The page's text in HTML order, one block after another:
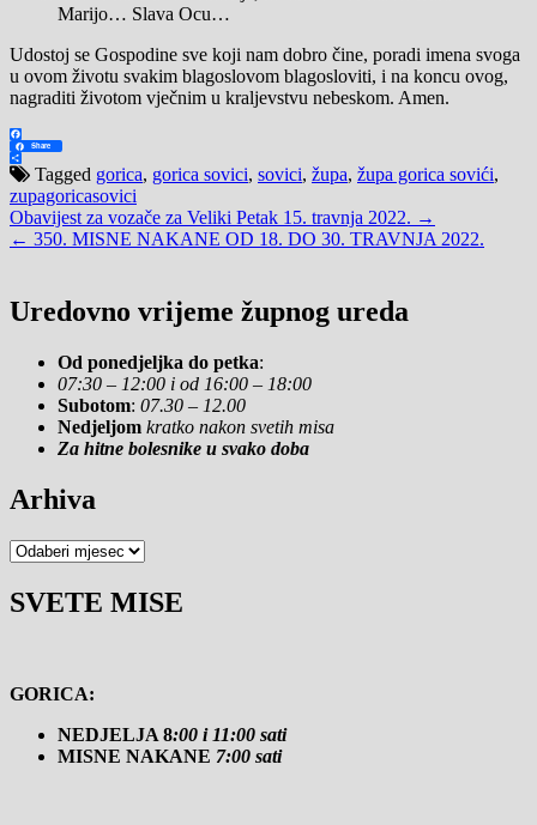
Marijo… Slava Ocu…
Udostoj se Gospodine sve koji nam dobro čine, poradi imena svoga
u ovom životu svakim blagoslovom blagosloviti, i na koncu ovog,
nagraditi životom vječnim u kraljevstvu nebeskom. Amen.
Facebook
Share
ShareTagged gorica, gorica sovici, sovici, župa, župa gorica sovići,
zupagoricasovici
Navigacija
objava
Obavijest za vozače za Veliki Petak 15. travnja 2022. →
← 350. MISNE NAKANE OD 18. DO 30. TRAVNJA 2022.
Uredovno vrijeme župnog ureda
Od ponedjeljka do petka:
07:30 – 12:00 i od 16:00 – 18:00
Subotom: 07.30 – 12.00
Nedjeljom kratko nakon svetih misa
Za hitne bolesnike u svako doba
Arhiva
Arhiva
SVETE MISE
GORICA:
NEDJELJA 8:00 i 11:00 sati
MISNE NAKANE 7:00 sati